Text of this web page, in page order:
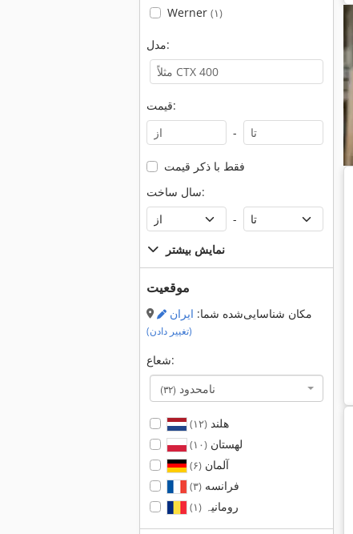
Werner (۱)
مدل:
قیمت:
-
فقط با ذکر قیمت
سال ساخت:
-
نمایش بیشتر
موقعیت
مکان شناسایی‌شده شما: ایران
(تغییر دادن)
شعاع:
نامحدود (۳۲)
هلند(۱۲)
لهستان(۱۰)
آلمان(۶)
فرانسه(۳)
رومانیہ(۱)